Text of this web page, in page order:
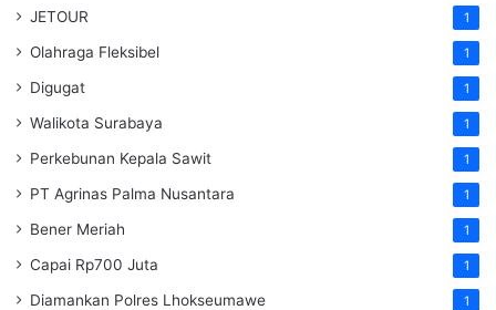
JETOUR 1
Olahraga Fleksibel 1
Digugat 1
Walikota Surabaya 1
Perkebunan Kepala Sawit 1
PT Agrinas Palma Nusantara 1
Bener Meriah 1
Capai Rp700 Juta 1
Diamankan Polres Lhokseumawe 1